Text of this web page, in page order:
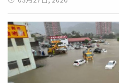
不少Toyota車款，甚至還有車
中「高價社區應該停滿豪車」
思考，是否房產才更能反映一
分享自己購買的社區總價約落
但地下停車場卻出現不少
Pixabay）這番觀察引發不少
輛，房產更能體現財務狀況，